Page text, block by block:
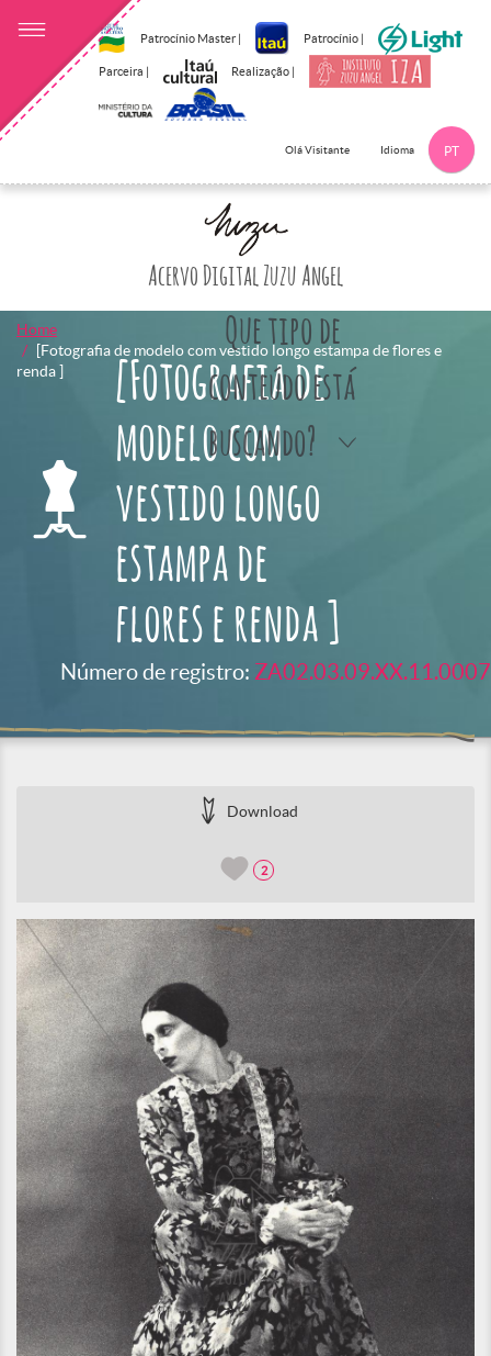
Patrocínio Master | Patrocínio |
Parceira | Realização |
Olá Visitante Idioma PT
Acervo Digital Zuzu Angel
Que tipo de
conteúdo está
buscando?
Home
[Fotografia de modelo com vestido longo estampa de flores e
renda ]
[Fotografia de
modelo com
vestido longo
estampa de
flores e renda ]
Número de registro: ZA02.03.09.XX.11.0007
Download
2